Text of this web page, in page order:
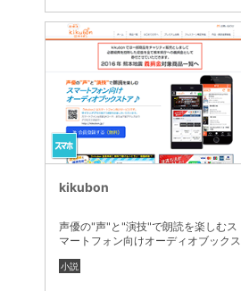
kikubon
声優の"声"と"演技"で朗読を楽しむス
マートフォン向けオーディオブックス
小説